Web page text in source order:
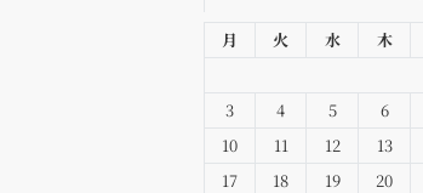
月 火 水 木
3
4 5 6
10
11 12 13
17
18 19 20